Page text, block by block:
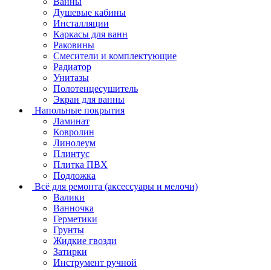
Душевые кабины
Инсталляции
Каркасы для ванн
Раковины
Смесители и комплектующие
Радиатор
Унитазы
Полотенцесушитель
Экран для ванны
Напольные покрытия
Ламинат
Ковролин
Линолеум
Плинтус
Плитка ПВХ
Подложка
Всё для ремонта (аксессуары и мелочи)
Валики
Ванночка
Герметики
Грунты
Жидкие гвозди
Затирки
Инструмент ручной